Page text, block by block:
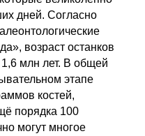
дней. Согласно
возраст останков
1,6 млн лет. В общей
этапе
костей,
порядка 100
могут многое